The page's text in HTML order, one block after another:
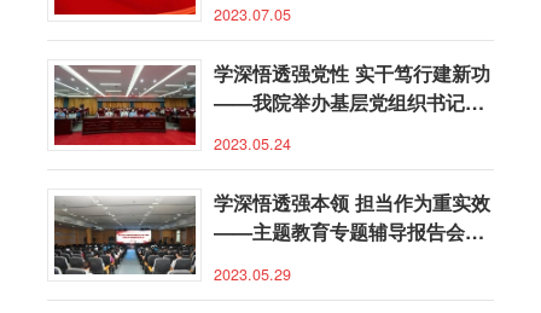
2023.07.05
学深悟透强党性 实干笃行建新功
——我院举办基层党组织书记和
2023.05.24
学深悟透强本领 担当作为重实效
——主题教育专题辅导报告会暨
2023.05.29